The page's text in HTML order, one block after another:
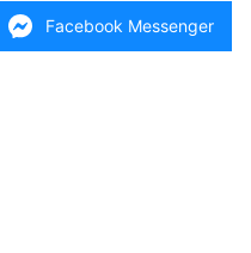
Facebook Messenger